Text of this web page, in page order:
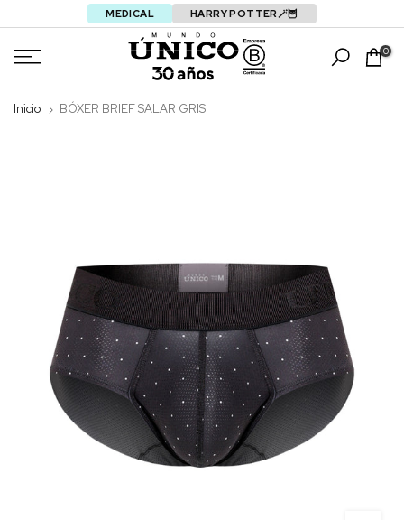
MEDICAL HARRY POTTER🪄🦉
0
Inicio BÓXER BRIEF SALAR GRIS